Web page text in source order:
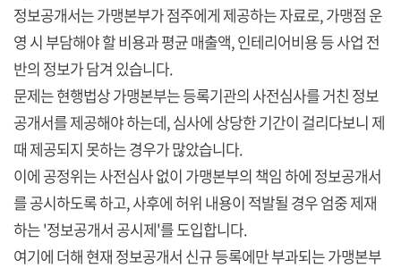
정보공개서는 가맹본부가 점주에게 제공하는 자료로, 가맹점 운
영 시 부담해야 할 비용과 평균 매출액, 인테리어비용 등 사업 전
반의 정보가 담겨 있습니다.
문제는 현행법상 가맹본부는 등록기관의 사전심사를 거친 정보
공개서를 제공해야 하는데, 심사에 상당한 기간이 걸리다보니 제
때 제공되지 못하는 경우가 많았습니다.
이에 공정위는 사전심사 없이 가맹본부의 책임 하에 정보공개서
를 공시하도록 하고, 사후에 허위 내용이 적발될 경우 엄중 제재
하는 '정보공개서 공시제'를 도입합니다.
여기에 더해 현재 정보공개서 신규 등록에만 부과되는 가맹본부